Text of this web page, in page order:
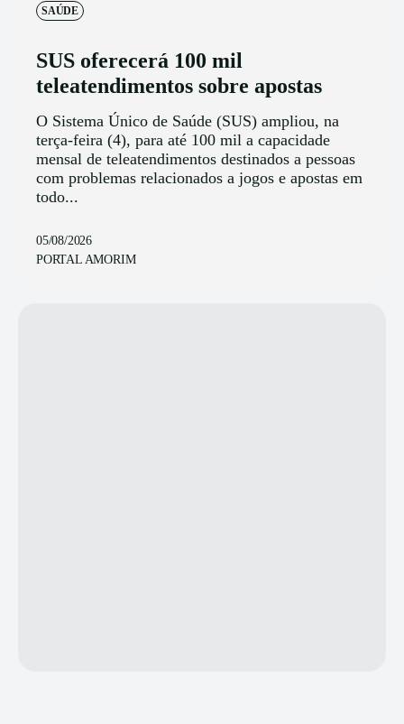
SAÚDE
SUS oferecerá 100 mil
teleatendimentos sobre apostas
O Sistema Único de Saúde (SUS) ampliou, na
terça-feira (4), para até 100 mil a capacidade
mensal de teleatendimentos destinados a pessoas
com problemas relacionados a jogos e apostas em
todo...
05/08/2026
PORTAL AMORIM